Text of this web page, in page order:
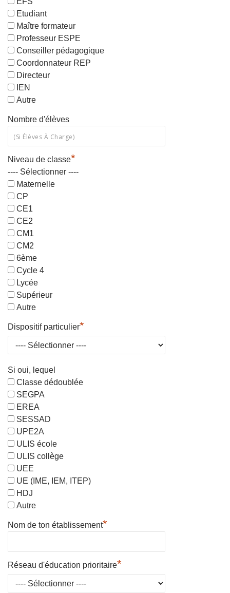
Etudiant
Maître formateur
Professeur ESPE
Conseiller pédagogique
Coordonnateur REP
Directeur
IEN
Autre
Nombre d'élèves
Niveau de classe*
---- Sélectionner ----
Maternelle
CP
CE1
CE2
CM1
CM2
6ème
Cycle 4
Lycée
Supérieur
Autre
Dispositif particulier*
Si oui, lequel
Classe dédoublée
SEGPA
EREA
SESSAD
UPE2A
ULIS école
ULIS collège
UEE
UE (IME, IEM, ITEP)
HDJ
Autre
Nom de ton établissement*
Réseau d'éducation prioritaire*